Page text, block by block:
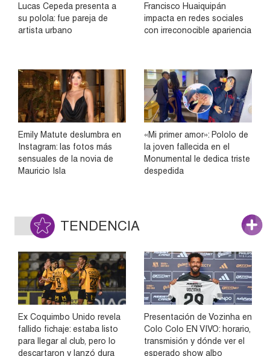
Lucas Cepeda presenta a
su polola: fue pareja de
artista urbano
Francisco Huaiquipán
impacta en redes sociales
con irreconocible apariencia
Emily Matute deslumbra en
Instagram: las fotos más
sensuales de la novia de
Mauricio Isla
«Mi primer amor»: Pololo de
la joven fallecida en el
Monumental le dedica triste
despedida
TENDENCIA
Ex Coquimbo Unido revela
fallido fichaje: estaba listo
para llegar al club, pero lo
descartaron y lanzó dura
Presentación de Vozinha en
Colo Colo EN VIVO: horario,
transmisión y dónde ver el
esperado show albo